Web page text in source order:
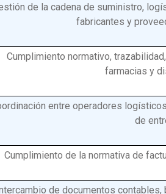
de la cadena de suministro,
fabricantes y
Cumplimiento normativo,
farmacias y
entre operadores
de
Cumplimiento de la normativa de
de documentos